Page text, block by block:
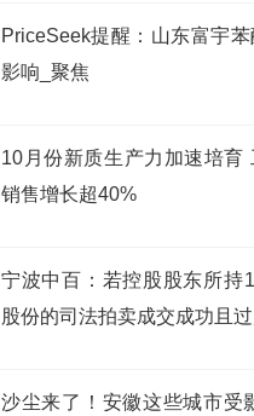
PriceSeek提醒：山东富宇
影响_聚焦
10月份新质生产力加速培育
销售增长超40%
宁波中百：若控股股东所持
股份的司法拍卖成交成功且
沙尘来了！安徽这些城市受